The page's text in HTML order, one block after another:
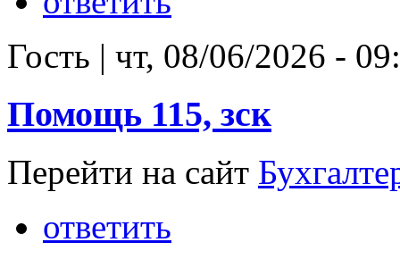
Гость | чт, 08/06/2026 -
Помощь 115, зск
Перейти на сайт
ответить